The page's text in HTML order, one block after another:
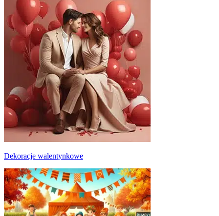
Dekoracje walentynkowe